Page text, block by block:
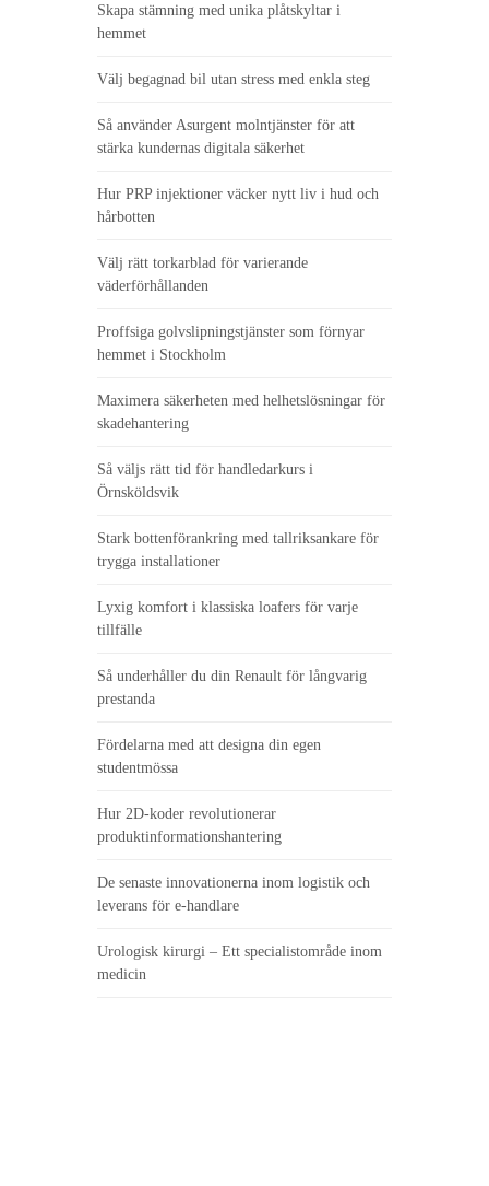
Skapa stämning med unika plåtskyltar i
hemmet
Välj begagnad bil utan stress med enkla steg
Så använder Asurgent molntjänster för att
stärka kundernas digitala säkerhet
Hur PRP injektioner väcker nytt liv i hud och
hårbotten
Välj rätt torkarblad för varierande
väderförhållanden
Proffsiga golvslipningstjänster som förnyar
hemmet i Stockholm
Maximera säkerheten med helhetslösningar för
skadehantering
Så väljs rätt tid för handledarkurs i
Örnsköldsvik
Stark bottenförankring med tallriksankare för
trygga installationer
Lyxig komfort i klassiska loafers för varje
tillfälle
Så underhåller du din Renault för långvarig
prestanda
Fördelarna med att designa din egen
studentmössa
Hur 2D-koder revolutionerar
produktinformationshantering
De senaste innovationerna inom logistik och
leverans för e-handlare
Urologisk kirurgi – Ett specialistområde inom
medicin